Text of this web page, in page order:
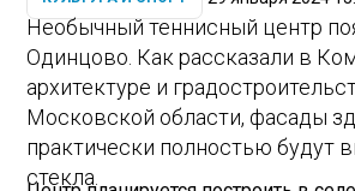
Необычный теннисный центр
Одинцово. Как рассказали в
архитектуре и
Московской области, фасады
практически полностью будут
стекла.